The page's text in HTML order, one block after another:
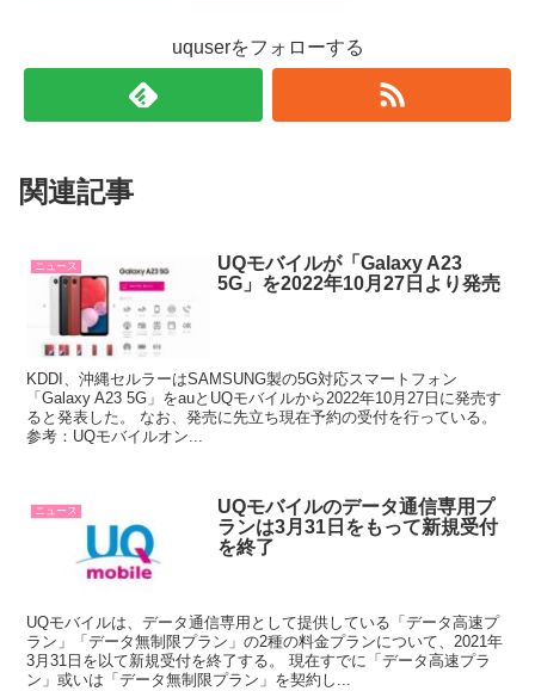
uquserをフォローする
関連記事
ニュース
UQモバイルが「Galaxy A23
5G」を2022年10月27日より発売
KDDI、沖縄セルラーはSAMSUNG製の5G対応スマートフォン
「Galaxy A23 5G」をauとUQモバイルから2022年10月27日に発売す
ると発表した。 なお、発売に先立ち現在予約の受付を行っている。
参考：UQモバイルオン...
ニュース
UQモバイルのデータ通信専用プ
ランは3月31日をもって新規受付
を終了
UQモバイルは、データ通信専用として提供している「データ高速プ
ラン」「データ無制限プラン」の2種の料金プランについて、2021年
3月31日を以て新規受付を終了する。 現在すでに「データ高速プラ
ン」或いは「データ無制限プラン」を契約し...